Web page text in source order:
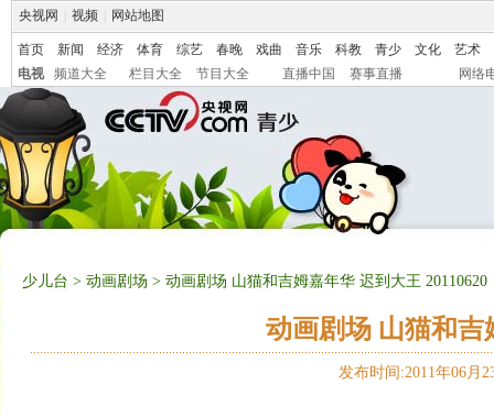
央视网 视频 网站地图
首页 新闻 经济 体育 综艺 春晚 戏曲 音乐 科教 青少 文化
艺术
电视
频道大全 栏目大全 节目大全 直播中国 赛事直播 网络
少儿台 > 动画剧场 > 动画剧场 山猫和吉姆嘉年华 迟到大王 20110620
动画剧场 山猫和吉
发布时间:2011年06月